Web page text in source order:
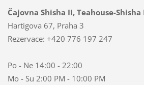
Čajovna Shisha II, Teahouse-Shisha
Hartigova 67, Praha 3
Rezervace: +420 776 197 247
Po - Ne 14:00 - 22:00
Mo - Su 2:00 PM - 10:00 PM